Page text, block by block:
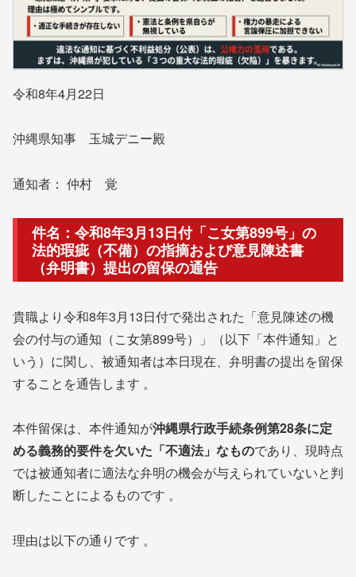
令和8年4月22日
沖縄県知事 玉城デニー殿
通知者： 仲村 覚
件名：令和8年3月13日付「こ女第899号」の
法的瑕疵（不備）の指摘および意見陳述書
（弁明書）提出の留保の通告
貴職より令和8年3月13日付で発出された「意見陳述の機
会の付与の通知（こ女第899号）」（以下「本件通知」と
いう）に関し、被通知者は本日現在、弁明書の提出を留保
することを通告します 。
本件留保は、本件通知が沖縄県行政手続条例第28条に定
める義務的要件を欠いた「不適法」なものであり、現時点
では被通知者に適法な弁明の機会が与えられていないと判
断したことによるものです 。
理由は以下の通りです 。